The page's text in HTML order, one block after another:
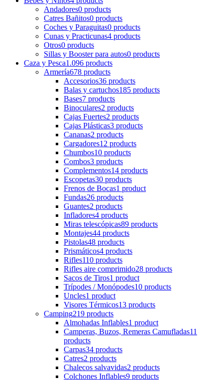
Andadores0 products
Catres Bañitos0 products
Coches y Paraguitas0 products
Cunas y Practicunas4 products
Otros0 products
Sillas y Booster para autos0 products
Caza y Pesca1.096 products
Armería678 products
Accesorios36 products
Balas y cartuchos185 products
Bases7 products
Binoculares2 products
Cajas Fuertes2 products
Cajas Plásticas3 products
Cananas2 products
Cargadores12 products
Chumbos10 products
Combos3 products
Complementos14 products
Escopetas30 products
Frenos de Bocas1 product
Fundas26 products
Guantes2 products
Infladores4 products
Miras telescópicas89 products
Montajes44 products
Pistolas48 products
Prismáticos4 products
Rifles110 products
Rifles aire comprimido28 products
Sacos de Tiros1 product
Trípodes / Monópodes10 products
Uncles1 product
Visores Térmicos13 products
Camping219 products
Almohadas Inflables1 product
Camperas, Buzos, Remeras Camufladas11
products
Carpas34 products
Catres2 products
Chalecos salvavidas2 products
Colchones Inflables9 products